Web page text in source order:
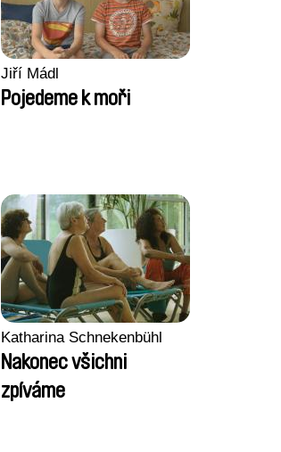
Jiří Mádl
Pojedeme k moři
Katharina Schnekenbühl
Nakonec všichni
zpíváme